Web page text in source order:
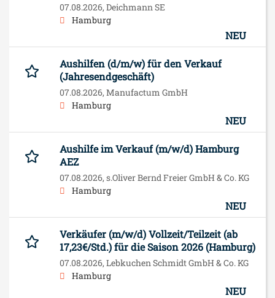
07.08.2026, Deichmann SE
Hamburg
NEU
Aushilfen (d/m/w) für den Verkauf
(Jahresendgeschäft)
07.08.2026, Manufactum GmbH
Hamburg
NEU
Aushilfe im Verkauf (m/w/d) Hamburg
AEZ
07.08.2026, s.Oliver Bernd Freier GmbH & Co. KG
Hamburg
NEU
Verkäufer (m/w/d) Vollzeit/Teilzeit (ab
17,23€/Std.) für die Saison 2026 (Hamburg)
07.08.2026, Lebkuchen Schmidt GmbH & Co. KG
Hamburg
NEU